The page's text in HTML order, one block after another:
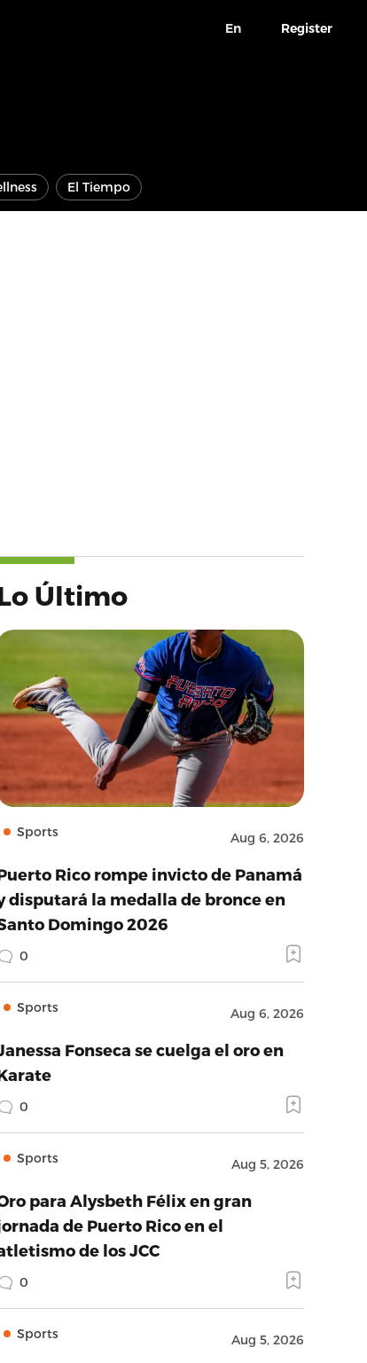
En Register
El Tiempo
Último
Sports Aug 6, 2026
Rico rompe invicto de Panamá
disputará la medalla de bronce en
Domingo 2026
0
Sports Aug 6, 2026
Fonseca se cuelga el oro en
0
Sports Aug 5, 2026
para Alysbeth Félix en gran
de Puerto Rico en el
de los JCC
0
Sports Aug 5, 2026